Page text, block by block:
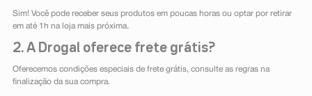
Sim! Você pode receber seus produtos em poucas horas ou optar por retirar
em até 1h na loja mais próxima.
2. A Drogal oferece frete grátis?
Oferecemos condições especiais de frete grátis, consulte as regras na
finalização da sua compra.